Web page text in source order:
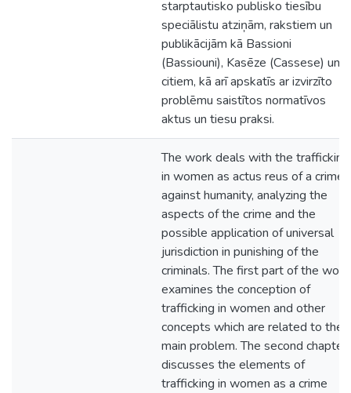
starptautisko publisko tiesību
speciālistu atziņām, rakstiem un
publikācijām kā Bassioni
(Bassiouni), Kasēze (Cassese) un
citiem, kā arī apskatīs ar izvirzīto
problēmu saistītos normatīvos
aktus un tiesu praksi.
The work deals with the trafficking
in women as actus reus of a crime
against humanity, analyzing the
aspects of the crime and the
possible application of universal
jurisdiction in punishing of the
criminals. The first part of the work
examines the conception of
trafficking in women and other
concepts which are related to the
main problem. The second chapter
discusses the elements of
trafficking in women as a crime